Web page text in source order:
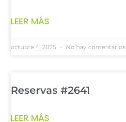
LEER MÁS
octubre 4, 2025 No hay comentarios
Reservas #2641
LEER MÁS